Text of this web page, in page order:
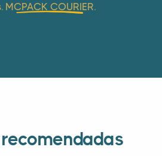
MCPACK COURIER.